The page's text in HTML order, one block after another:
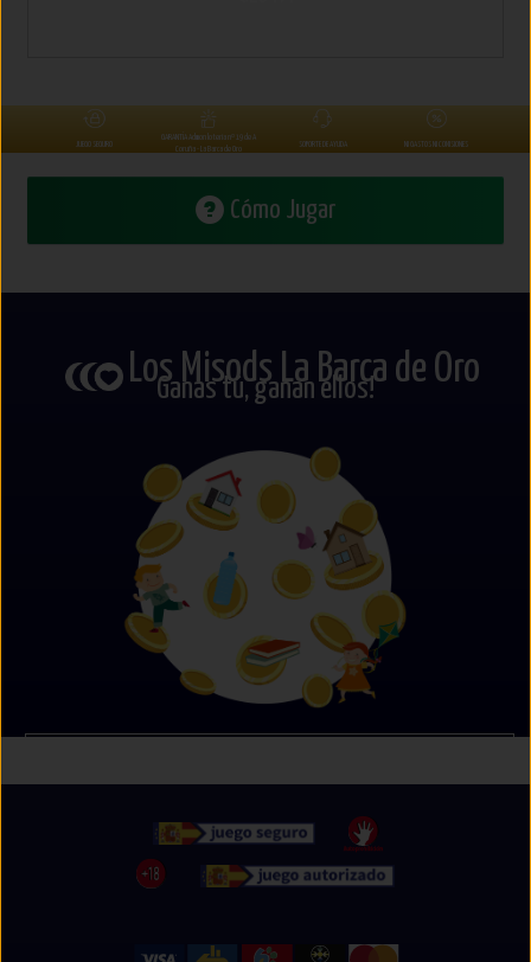
JUEGO SEGURO
GARANTÍA Admon lotería nº 19 de A
Coruña - La Barca de Oro
SOPORTE DE AYUDA NI GASTOS NI COMISIONES
Cómo Jugar
Los Misods La Barca de Oro
Ganas tú, ganan ellos!
Próximamente te anunciaremos que puedes hacer
Pero recuerda, con cada compra ya estás donando!